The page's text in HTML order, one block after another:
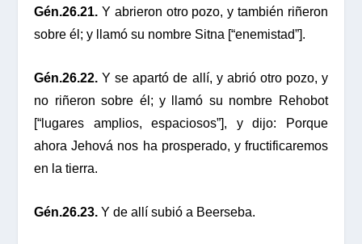
Gén.26.21. Y abrieron otro pozo, y también riñeron
sobre él; y llamó su nombre Sitna [“enemistad”].
Gén.26.22. Y se apartó de allí, y abrió otro pozo, y
no riñeron sobre él; y llamó su nombre Rehobot
[“lugares amplios, espaciosos”], y dijo: Porque
ahora Jehová nos ha prosperado, y fructificaremos
en la tierra.
Gén.26.23. Y de allí subió a Beerseba.